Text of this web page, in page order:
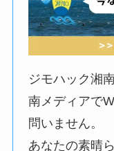
ジモハック湘
南メディアで
問いません。
あなたの素晴